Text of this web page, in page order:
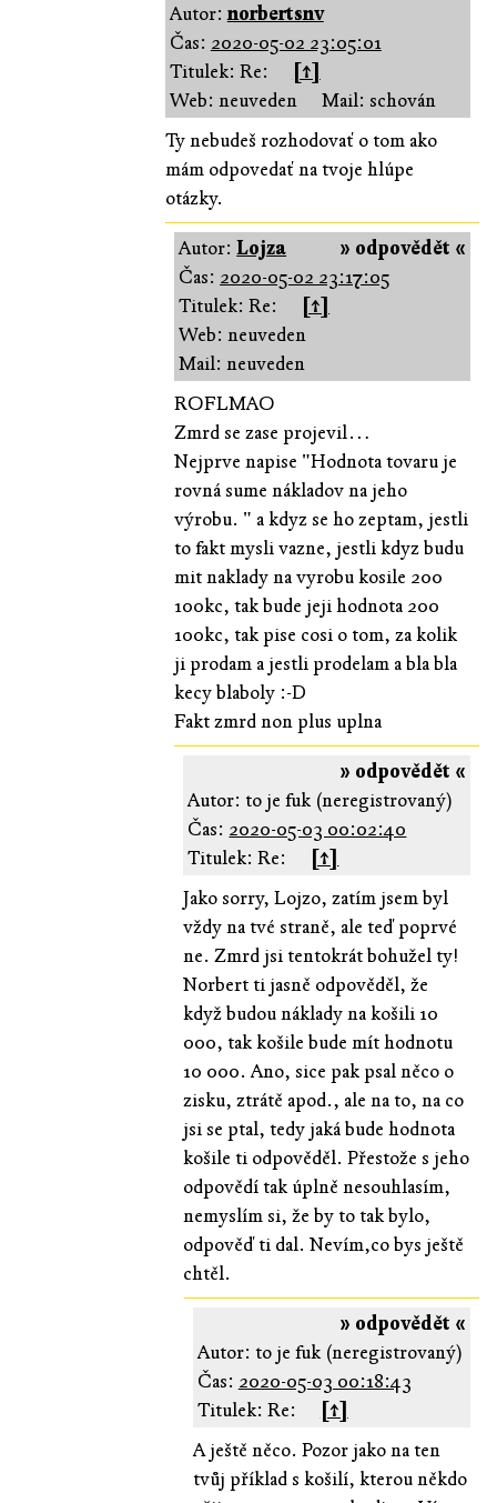
Autor:norbertsnv
Čas: 2020-05-02 23:05:01
Titulek: Re:
[↑]
Web: neuveden
Mail: schován
Ty nebudeš rozhodovať o tom ako
mám odpovedať na tvoje hlúpe
otázky.
» odpovědět «
Autor:Lojza
Čas: 2020-05-02 23:17:05
Titulek: Re:
[↑]
Web: neuveden
Mail: neuveden
ROFLMAO
Zmrd se zase projevil…
Nejprve napise "Hodnota tovaru je
rovná sume nákladov na jeho
výrobu. " a kdyz se ho zeptam, jestli
to fakt mysli vazne, jestli kdyz budu
mit naklady na vyrobu kosile 200
100kc, tak bude jeji hodnota 200
100kc, tak pise cosi o tom, za kolik
ji prodam a jestli prodelam a bla bla
kecy blaboly :-D
Fakt zmrd non plus uplna
» odpovědět «
Autor: to je fuk (neregistrovaný)
Čas: 2020-05-03 00:02:40
Titulek: Re:
[↑]
Jako sorry, Lojzo, zatím jsem byl
vždy na tvé straně, ale teď poprvé
ne. Zmrd jsi tentokrát bohužel ty!
Norbert ti jasně odpověděl, že
když budou náklady na košili 10
000, tak košile bude mít hodnotu
10 000. Ano, sice pak psal něco o
zisku, ztrátě apod., ale na to, na co
jsi se ptal, tedy jaká bude hodnota
košile ti odpověděl. Přestože s jeho
odpovědí tak úplně nesouhlasím,
nemyslím si, že by to tak bylo,
odpověď ti dal. Nevím,co bys ještě
chtěl.
» odpovědět «
Autor: to je fuk (neregistrovaný)
Čas: 2020-05-03 00:18:43
Titulek: Re:
[↑]
A ještě něco. Pozor jako na ten
tvůj příklad s košilí, kterou někdo